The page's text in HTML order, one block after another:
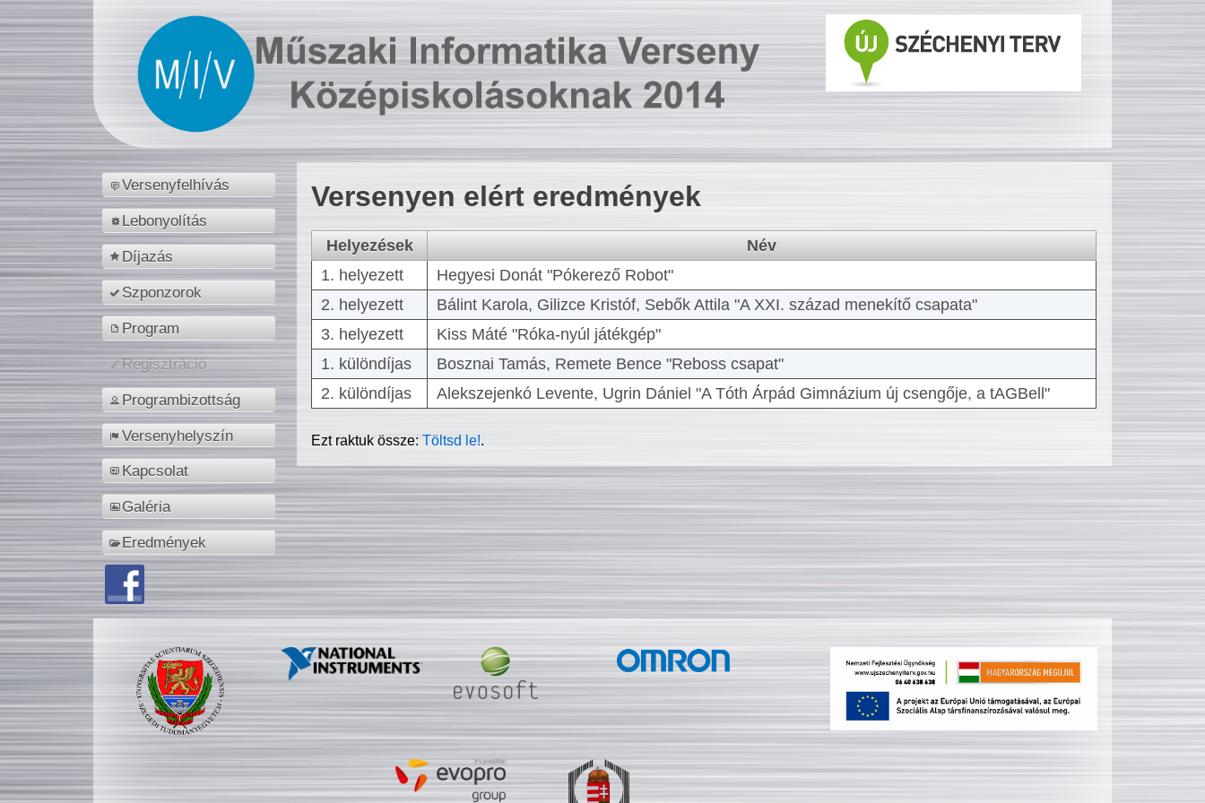
Versenyfelhívás
Lebonyolítás
Díjazás
Szponzorok
Program
Regisztráció
Programbizottság
Versenyhelyszín
Kapcsolat
Galéria
Eredmények
Versenyen elért eredmények
Helyezések
Név
1. helyezett
Hegyesi Donát "Pókerező Robot"
2. helyezett
Bálint Karola, Gilizce Kristóf, Sebők Attila "A XXI. század menekítő csapata"
3. helyezett
Kiss Máté "Róka-nyúl játékgép"
1. különdíjas
Bosznai Tamás, Remete Bence "Reboss csapat"
2. különdíjas
Alekszejenkó Levente, Ugrin Dániel "A Tóth Árpád Gimnázium új csengője, a tAGBell"
Ezt raktuk össze:Töltsd le!.